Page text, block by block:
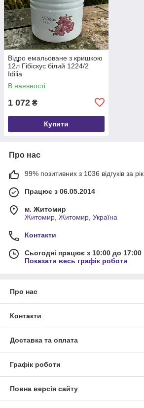
Відро емальоване з кришкою
12л Гібіскус білий 1224/2
Idilia
В наявності
1 072 ₴
Купити
Про нас
99% позитивних з 1036 відгуків за рік
Працює з 06.05.2014
м. Житомир
Житомир, Житомир, Україна
Контакти
Сьогодні працює з 10:00 до 17:00
Показати весь графік роботи
Про нас
Контакти
Доставка та оплата
Графік роботи
Повна версія сайту